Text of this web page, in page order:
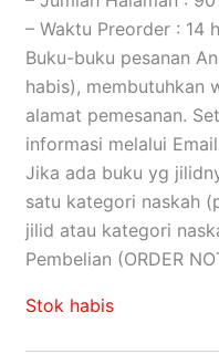
– Waktu Preorder : 14
Buku-buku pesanan
habis), membutuhkan
alamat pemesanan.
informasi melalui
Jika ada buku yg
satu kategori naskah
jilid atau kategori
Pembelian (ORDER
Stok habis